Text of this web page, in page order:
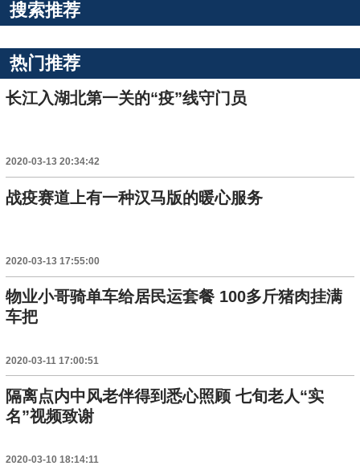
搜索推荐
热门推荐
长江入湖北第一关的“疫”线守门员
2020-03-13 20:34:42
战疫赛道上有一种汉马版的暖心服务
2020-03-13 17:55:00
物业小哥骑单车给居民运套餐 100多斤猪肉挂满
车把
2020-03-11 17:00:51
隔离点内中风老伴得到悉心照顾 七旬老人“实
名”视频致谢
2020-03-10 18:14:11